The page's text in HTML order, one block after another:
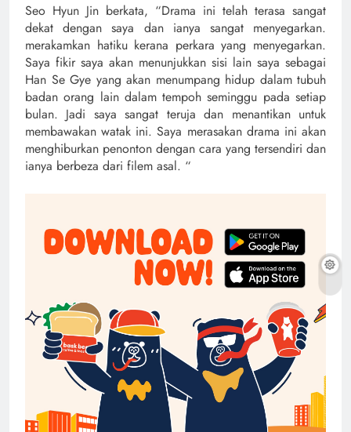
Seo Hyun Jin berkata, “Drama ini telah terasa sangat
dekat dengan saya dan ianya sangat menyegarkan.
merakamkan hatiku kerana perkara yang menyegarkan.
Saya fikir saya akan menunjukkan sisi lain saya sebagai
Han Se Gye yang akan menumpang hidup dalam tubuh
badan orang lain dalam tempoh seminggu pada setiap
bulan. Jadi saya sangat teruja dan menantikan untuk
membawakan watak ini. Saya merasakan drama ini akan
menghiburkan penonton dengan cara yang tersendiri dan
ianya berbeza dari filem asal. “